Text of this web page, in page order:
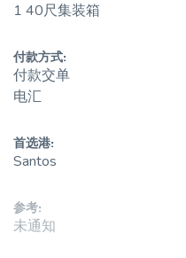
1 40尺集装箱
付款方式:
付款交单
电汇
首选港:
Santos
参考:
未通知